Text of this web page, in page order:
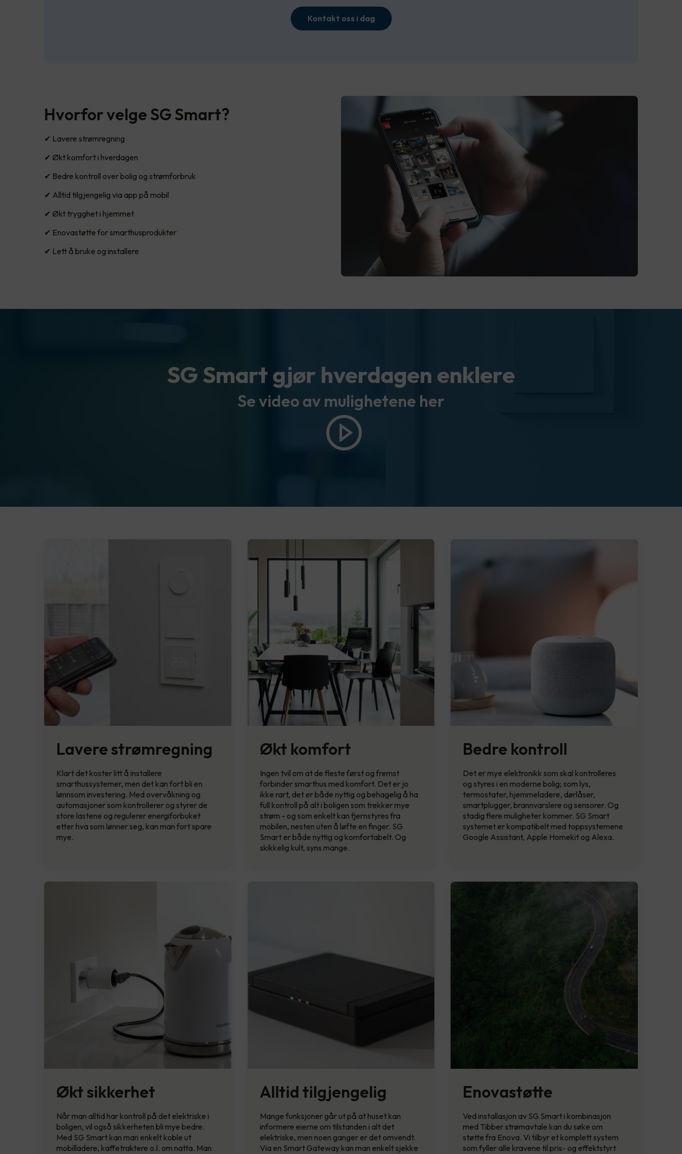
Kontakt oss i dag
Hvorfor velge SG Smart?
✔ Lavere strømregning
✔ Økt komfort i hverdagen
✔ Bedre kontroll over bolig og strømforbruk
✔ Alltid tilgjengelig via app på mobil
✔ Økt trygghet i hjemmet
✔ Enovastøtte for smarthusprodukter
✔ Lett å bruke og installere
SG Smart gjør hverdagen enklere
Se video av mulighetene her
Lavere strømregning
Klart det koster litt å installere
smarthussystemer, men det kan fort bli en
lønnsom investering. Med overvåkning og
automasjoner som kontrollerer og styrer de
store lastene og regulerer energiforbuket
etter hva som lønner seg, kan man fort spare
mye.
Økt komfort
Ingen tvil om at de fleste først og fremst
forbinder smarthus med komfort. Det er jo
ikke rart, det er både nyttig og behagelig å ha
full kontroll på alt i boligen som trekker mye
strøm - og som enkelt kan fjernstyres fra
mobilen, nesten uten å løfte en finger. SG
Smart er både nyttig og komfortabelt. Og
skikkelig kult, syns mange.
Bedre kontroll
Det er mye elektronikk som skal kontrolleres
og styres i en moderne bolig; som lys,
termostater, hjemmeladere, dørlåser,
smartplugger, brannvarslere og sensorer. Og
stadig flere muligheter kommer. SG Smart
systemet er kompatibelt med toppsystemene
Google Assistant, Apple Homekit og Alexa.
Økt sikkerhet
Når man alltid har kontroll på det elektriske i
boligen, vil også sikkerheten bli mye bedre.
Med SG Smart kan man enkelt koble ut
mobilladere, kaffetraktere o.l. om natta. Man
Alltid tilgjengelig
Mange funksjoner går ut på at huset kan
informere eierne om tilstanden i alt det
elektriske, men noen ganger er det omvendt.
Via en Smart Gateway kan man enkelt sjekke
Enovastøtte
Ved installasjon av SG Smart i kombinasjon
med Tibber strømavtale kan du søke om
støtte fra Enova. Vi tilbyr et komplett system
som fyller alle kravene til pris- og effektstyrt